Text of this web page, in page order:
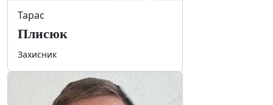
Тарас
Плисюк
Захисник